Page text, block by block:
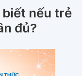
biết nếu trẻ
đủ?